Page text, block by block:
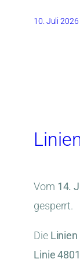
10. Juli 2026
Vom 14.
gesperrt.
Die
Linie 4801